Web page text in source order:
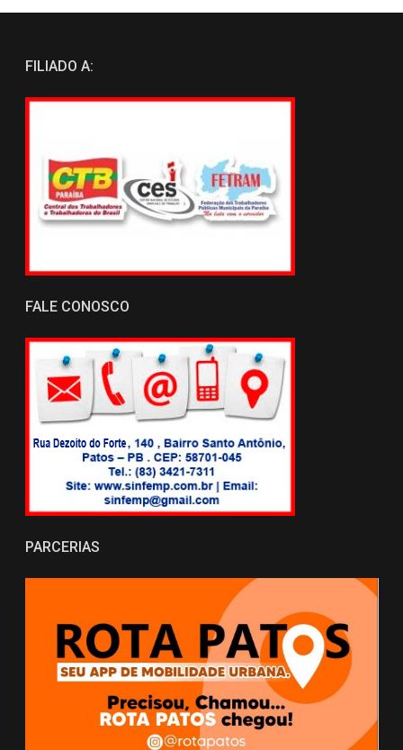
FILIADO A:
FALE CONOSCO
PARCERIAS